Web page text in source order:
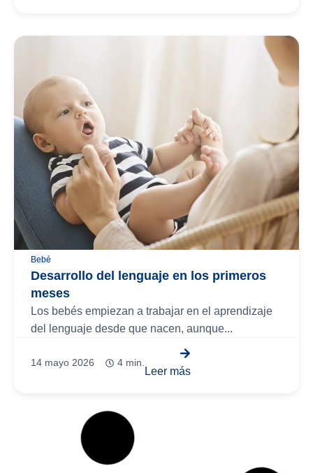
Bebé
Desarrollo del lenguaje en los primeros
meses
Los bebés empiezan a trabajar en el aprendizaje
del lenguaje desde que nacen, aunque...
14 mayo 2026 4 min.
Leer más